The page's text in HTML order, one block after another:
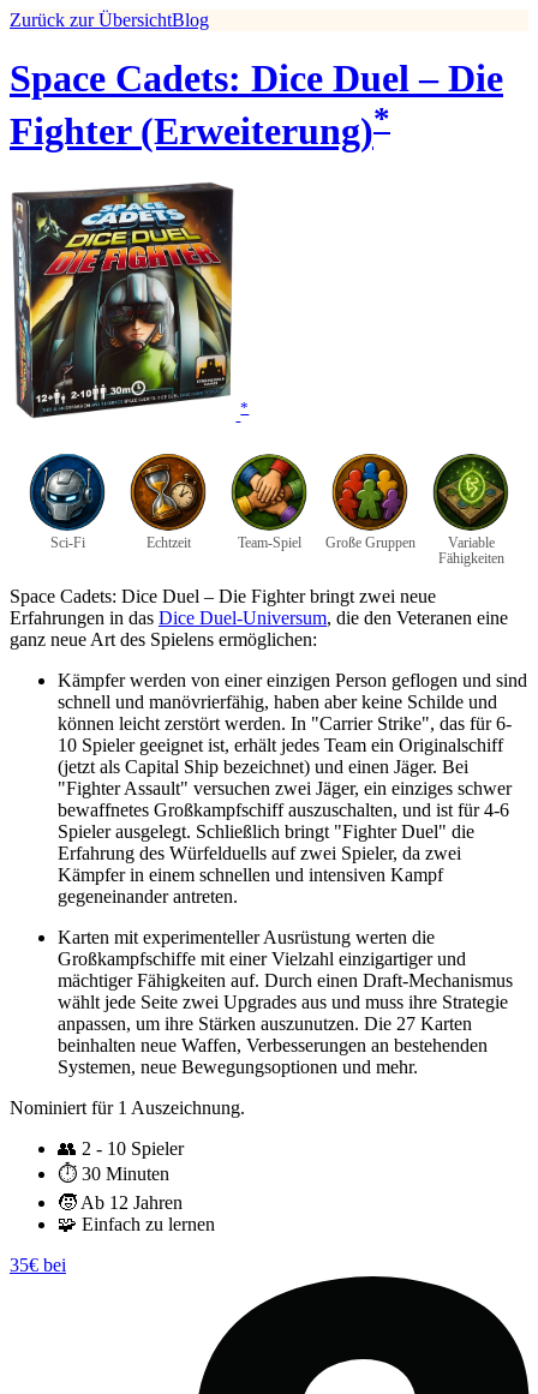
Zurück zur ÜbersichtBlog
Space Cadets: Dice Duel – Die
Fighter (Erweiterung)*
*
Sci-Fi Echtzeit Team-Spiel Große Gruppen
Variable
Fähigkeiten
Space Cadets: Dice Duel – Die Fighter bringt zwei neue
Erfahrungen in das Dice Duel-Universum, die den Veteranen eine
ganz neue Art des Spielens ermöglichen:
Kämpfer werden von einer einzigen Person geflogen und sind
schnell und manövrierfähig, haben aber keine Schilde und
können leicht zerstört werden. In "Carrier Strike", das für 6-
10 Spieler geeignet ist, erhält jedes Team ein Originalschiff
(jetzt als Capital Ship bezeichnet) und einen Jäger. Bei
"Fighter Assault" versuchen zwei Jäger, ein einziges schwer
bewaffnetes Großkampfschiff auszuschalten, und ist für 4-6
Spieler ausgelegt. Schließlich bringt "Fighter Duel" die
Erfahrung des Würfelduells auf zwei Spieler, da zwei
Kämpfer in einem schnellen und intensiven Kampf
gegeneinander antreten.
Karten mit experimenteller Ausrüstung werten die
Großkampfschiffe mit einer Vielzahl einzigartiger und
mächtiger Fähigkeiten auf. Durch einen Draft-Mechanismus
wählt jede Seite zwei Upgrades aus und muss ihre Strategie
anpassen, um ihre Stärken auszunutzen. Die 27 Karten
beinhalten neue Waffen, Verbesserungen an bestehenden
Systemen, neue Bewegungsoptionen und mehr.
Nominiert für 1 Auszeichnung.
👥 2 - 10 Spieler
⏱️ 30 Minuten
🧒 Ab 12 Jahren
🧩 Einfach zu lernen
35€ bei